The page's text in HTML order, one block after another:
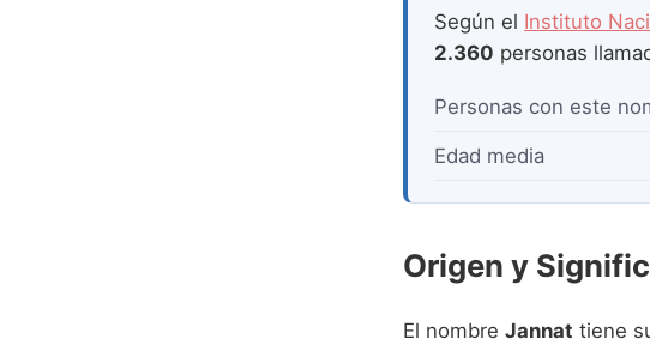
Según el Instituto
2.360 personas
Personas con este
Edad media
Origen y
El nombre Jannat tiene